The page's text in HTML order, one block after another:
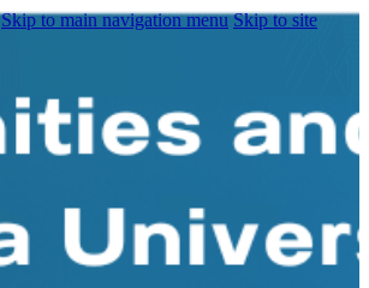
Skip to main navigation menu Skip to site